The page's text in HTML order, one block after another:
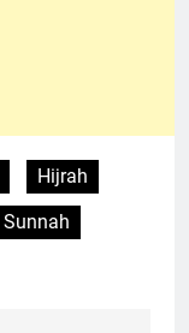
Hijrah
Sunnah